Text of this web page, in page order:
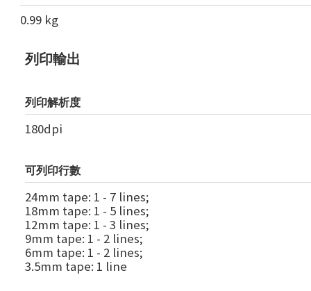
0.99 kg
列印輸出
列印解析度
180dpi
可列印行數
24mm tape: 1 - 7 lines;
18mm tape: 1 - 5 lines;
12mm tape: 1 - 3 lines;
9mm tape: 1 - 2 lines;
6mm tape: 1 - 2 lines;
3.5mm tape: 1 line